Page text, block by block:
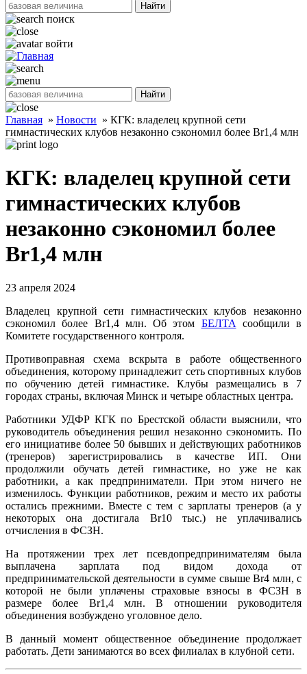
Найти
поиск
войти
Найти
Главная » Новости » КГК: владелец крупной сети
гимнастических клубов незаконно сэкономил более Br1,4 млн
КГК: владелец крупной сети
гимнастических клубов
незаконно сэкономил более
Br1,4 млн
23 апреля 2024
Владелец крупной сети гимнастических клубов незаконно
сэкономил более Br1,4 млн. Об этом БЕЛТА сообщили в
Комитете государственного контроля.
Противоправная схема вскрыта в работе общественного
объединения, которому принадлежит сеть спортивных клубов
по обучению детей гимнастике. Клубы размещались в 7
городах страны, включая Минск и четыре областных центра.
Работники УДФР КГК по Брестской области выяснили, что
руководитель объединения решил незаконно сэкономить. По
его инициативе более 50 бывших и действующих работников
(тренеров) зарегистрировались в качестве ИП. Они
продолжили обучать детей гимнастике, но уже не как
работники, а как предприниматели. При этом ничего не
изменилось. Функции работников, режим и место их работы
остались прежними. Вместе с тем с зарплаты тренеров (а у
некоторых она достигала Br10 тыс.) не уплачивались
отчисления в ФСЗН.
На протяжении трех лет псевдопредпринимателям была
выплачена зарплата под видом дохода от
предпринимательской деятельности в сумме свыше Br4 млн, с
которой не были уплачены страховые взносы в ФСЗН в
размере более Br1,4 млн. В отношении руководителя
объединения возбуждено уголовное дело.
В данный момент общественное объединение продолжает
работать. Дети занимаются во всех филиалах в клубной сети.